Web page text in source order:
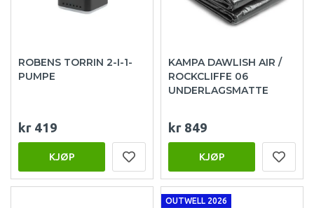
ROBENS TORRIN 2-I-1-
PUMPE
kr 419
KJØP
KAMPA DAWLISH AIR /
ROCKCLIFFE 06
UNDERLAGSMATTE
kr 849
KJØP
OUTWELL 2026